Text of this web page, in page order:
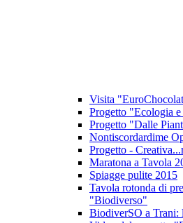
Visita
Progetto "Ecologia
Progetto "Dalle
Nontiscordardime
Progetto -
Maratona a Tavola
Spiagge pulite 2015
Tavola rotonda di
"Biodiverso"
BiodiverSO a Trani: